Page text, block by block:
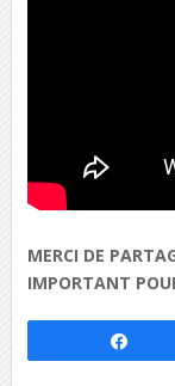
MERCI DE
IMPORTANT